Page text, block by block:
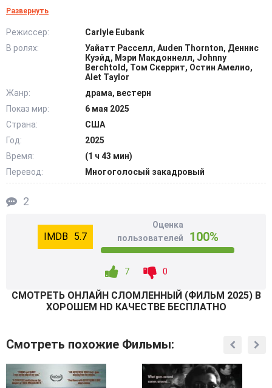
Эти мысли не дают ему жить настоящим и постоянно
своем роде. Теперь его застает затяжной снегопад.
Метель превращает ситуацию в кошмар. Сломленный
ковбой оказывается в смертельной ловушке. Он
испытывает холод и страх перед возможным трагичным
концом.
Боль былых травм и несбывшиеся ожидания приводят к
горьким воспоминаниям. Находясь в неравной схватке
со стихией, мужчина вынужден оглянуться назад и
понять, что самое важное для его текущего
существования. Получится ли у него расставить
жизненные приоритеты правильно и остаться в живых?
Развернуть
Режиссер:
Carlyle Eubank
В ролях:
Уайатт Расселл, Auden Thornton, Деннис
Куэйд, Мэри Макдоннелл, Johnny
Berchtold, Том Скеррит, Остин Амелио,
Alet Taylor
Жанр:
драма, вестерн
Показ мир:
6 мая 2025
Страна:
США
Год:
2025
Время:
(1 ч 43 мин)
Перевод:
Многоголосый закадровый
2
5.7
Оценка
пользователей
100%
7 0
СМОТРEТЬ ОНЛАЙН СЛОМЛЕННЫЙ (ФИЛЬМ 2025) В
ХОРОШЕМ HD КАЧЕСТВЕ БЕСПЛАТНО
Смотреть похожие Фильмы: